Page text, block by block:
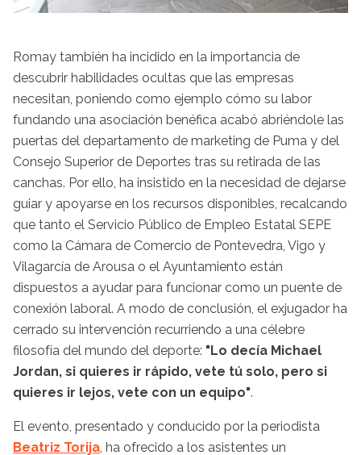
Romay también ha incidido en la importancia de
descubrir habilidades ocultas que las empresas
necesitan, poniendo como ejemplo cómo su labor
fundando una asociación benéfica acabó abriéndole las
puertas del departamento de marketing de Puma y del
Consejo Superior de Deportes tras su retirada de las
canchas. Por ello, ha insistido en la necesidad de dejarse
guiar y apoyarse en los recursos disponibles, recalcando
que tanto el Servicio Público de Empleo Estatal SEPE
como la Cámara de Comercio de Pontevedra, Vigo y
Vilagarcía de Arousa o el Ayuntamiento están
dispuestos a ayudar para funcionar como un puente de
conexión laboral. A modo de conclusión, el exjugador ha
cerrado su intervención recurriendo a una célebre
filosofía del mundo del deporte: "Lo decía Michael
Jordan, si quieres ir rápido, vete tú solo, pero si
quieres ir lejos, vete con un equipo".
El evento, presentado y conducido por la periodista
Beatriz Torija, ha ofrecido a los asistentes un